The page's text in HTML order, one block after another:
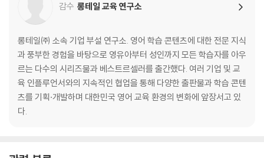
감수 롱테일 교육 연구소
롱테일㈜ 소속 기업 부설 연구소. 영어 학습 콘텐츠에 대한 전문 지식
과 풍부한 경험을 바탕으로 영유아부터 성인까지 모든 학습자를 아우
르는 다수의 시리즈물과 베스트르셀러를 출간했다. 여러 기업 및 교
육 인플루언서와의 지속적인 협업을 통해 다양한 출판물과 학습 콘텐
츠를 기획·개발하며 대한민국 영어 교육 환경의 변화에 앞장서고 있
다.